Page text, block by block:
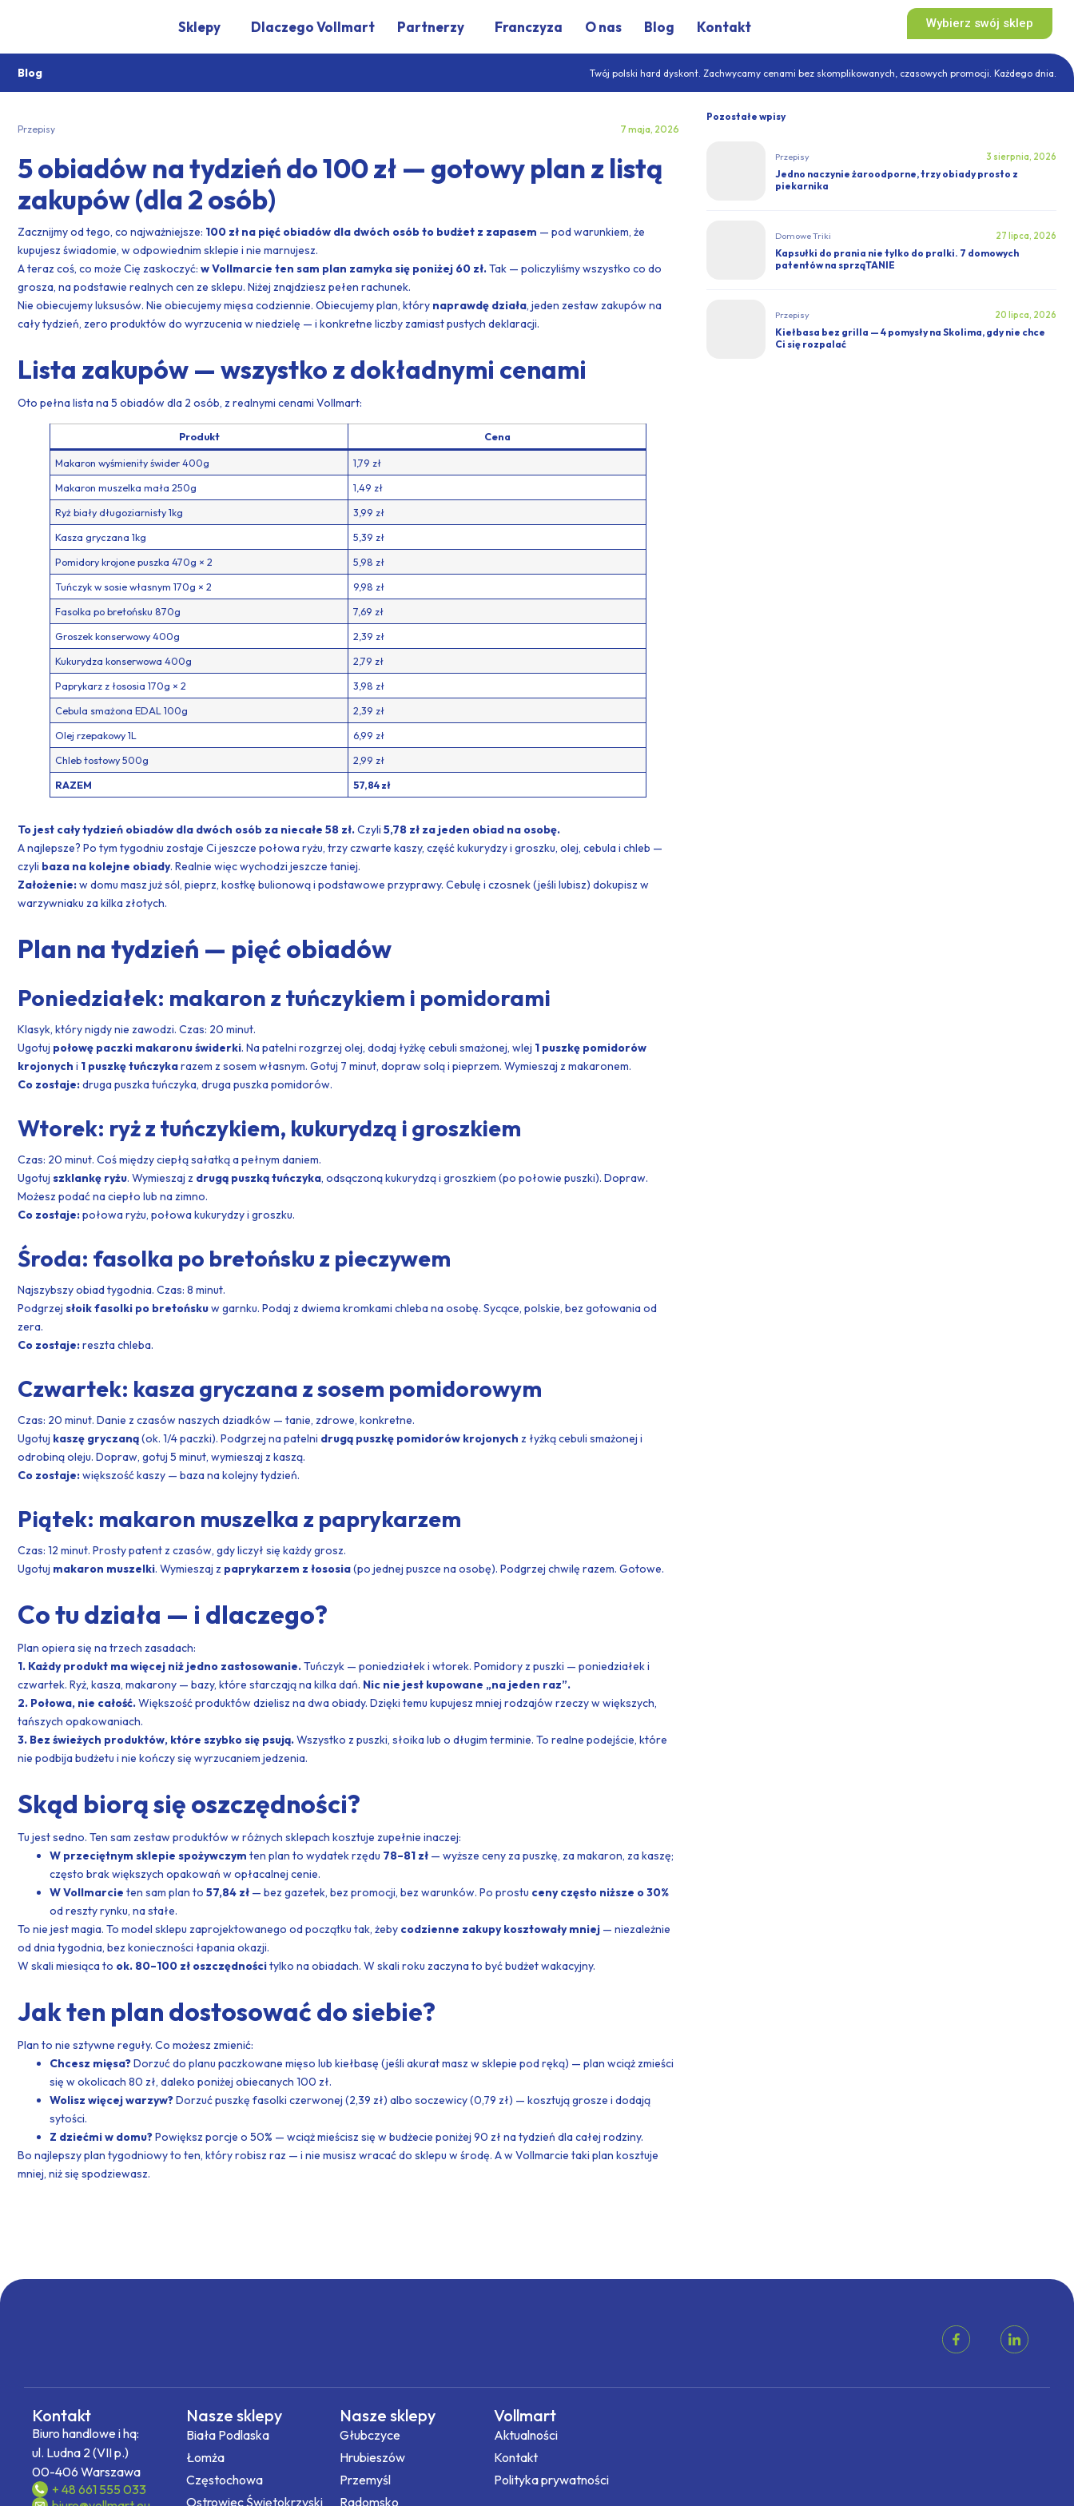
Sklepy Dlaczego Vollmart Partnerzy Franczyza O nas Blog Kontakt Wybierz swój sklep
Blog Twój polski hard dyskont. Zachwycamy cenami bez skomplikowanych, czasowych promocji. Każdego dnia.
Przepisy 7 maja, 2026
5 obiadów na tydzień do 100 zł — gotowy plan z listą
zakupów (dla 2 osób)
Zacznijmy od tego, co najważniejsze: 100 zł na pięć obiadów dla dwóch osób to budżet z zapasem — pod warunkiem, że
kupujesz świadomie, w odpowiednim sklepie i nie marnujesz.
A teraz coś, co może Cię zaskoczyć: w Vollmarcie ten sam plan zamyka się poniżej 60 zł.Tak — policzyliśmy wszystko co do
grosza, na podstawie realnych cen ze sklepu. Niżej znajdziesz pełen rachunek.
Nie obiecujemy luksusów. Nie obiecujemy mięsa codziennie. Obiecujemy plan, który naprawdę działa, jeden zestaw zakupów na
cały tydzień, zero produktów do wyrzucenia w niedzielę — i konkretne liczby zamiast pustych deklaracji.
Lista zakupów — wszystko z dokładnymi cenami
Oto pełna lista na 5 obiadów dla 2 osób, z realnymi cenami Vollmart:
Produkt Cena
Makaron wyśmienity świder 400g
1,79 zł
Makaron muszelka mała 250g
1,49 zł
Ryż biały długoziarnisty 1kg
3,99 zł
Kasza gryczana 1kg
5,39 zł
Pomidory krojone puszka 470g × 2
5,98 zł
Tuńczyk w sosie własnym 170g × 2
9,98 zł
Fasolka po bretońsku 870g
7,69 zł
Groszek konserwowy 400g
2,39 zł
Kukurydza konserwowa 400g
2,79 zł
Paprykarz z łososia 170g × 2
3,98 zł
Cebula smażona EDAL 100g
2,39 zł
Olej rzepakowy 1L
6,99 zł
Chleb tostowy 500g
2,99 zł
RAZEM
57,84 zł
To jest cały tydzień obiadów dla dwóch osób za niecałe 58 zł.Czyli 5,78 zł za jeden obiad na osobę.
A najlepsze? Po tym tygodniu zostaje Ci jeszcze połowa ryżu, trzy czwarte kaszy, część kukurydzy i groszku, olej, cebula i chleb —
czyli baza na kolejne obiady. Realnie więc wychodzi jeszcze taniej.
Założenie:w domu masz już sól, pieprz, kostkę bulionową i podstawowe przyprawy. Cebulę i czosnek (jeśli lubisz) dokupisz w
warzywniaku za kilka złotych.
Plan na tydzień — pięć obiadów
Poniedziałek: makaron z tuńczykiem i pomidorami
Klasyk, który nigdy nie zawodzi. Czas: 20 minut.
Ugotuj połowę paczki makaronu świderki. Na patelni rozgrzej olej, dodaj łyżkę cebuli smażonej, wlej 1 puszkę pomidorów
krojonych i 1 puszkę tuńczykarazem z sosem własnym. Gotuj 7 minut, dopraw solą i pieprzem. Wymieszaj z makaronem.
Co zostaje:druga puszka tuńczyka, druga puszka pomidorów.
Wtorek: ryż z tuńczykiem, kukurydzą i groszkiem
Czas: 20 minut. Coś między ciepłą sałatką a pełnym daniem.
Ugotuj szklankę ryżu. Wymieszaj z drugą puszką tuńczyka, odsączoną kukurydzą i groszkiem (po połowie puszki). Dopraw.
Możesz podać na ciepło lub na zimno.
Co zostaje:połowa ryżu, połowa kukurydzy i groszku.
Środa: fasolka po bretońsku z pieczywem
Najszybszy obiad tygodnia. Czas: 8 minut.
Podgrzej słoik fasolki po bretońskuw garnku. Podaj z dwiema kromkami chleba na osobę. Sycące, polskie, bez gotowania od
zera.
Co zostaje:reszta chleba.
Czwartek: kasza gryczana z sosem pomidorowym
Czas: 20 minut. Danie z czasów naszych dziadków — tanie, zdrowe, konkretne.
Ugotuj kaszę gryczaną(ok. 1/4 paczki). Podgrzej na patelni drugą puszkę pomidorów krojonych z łyżką cebuli smażonej i
odrobiną oleju. Dopraw, gotuj 5 minut, wymieszaj z kaszą.
Co zostaje:większość kaszy — baza na kolejny tydzień.
Piątek: makaron muszelka z paprykarzem
Czas: 12 minut. Prosty patent z czasów, gdy liczył się każdy grosz.
Ugotuj makaron muszelki. Wymieszaj z paprykarzem z łososia(po jednej puszce na osobę). Podgrzej chwilę razem. Gotowe.
Co tu działa — i dlaczego?
Plan opiera się na trzech zasadach:
1. Każdy produkt ma więcej niż jedno zastosowanie.Tuńczyk — poniedziałek i wtorek. Pomidory z puszki — poniedziałek i
czwartek. Ryż, kasza, makarony — bazy, które starczają na kilka dań. Nic nie jest kupowane „na jeden raz”.
2. Połowa, nie całość.Większość produktów dzielisz na dwa obiady. Dzięki temu kupujesz mniej rodzajów rzeczy w większych,
tańszych opakowaniach.
3. Bez świeżych produktów, które szybko się psują.Wszystko z puszki, słoika lub o długim terminie. To realne podejście, które
nie podbija budżetu i nie kończy się wyrzucaniem jedzenia.
Skąd biorą się oszczędności?
Tu jest sedno. Ten sam zestaw produktów w różnych sklepach kosztuje zupełnie inaczej:
W przeciętnym sklepie spożywczym ten plan to wydatek rzędu 78–81 zł — wyższe ceny za puszkę, za makaron, za kaszę;
często brak większych opakowań w opłacalnej cenie.
W Vollmarcie ten sam plan to 57,84 zł — bez gazetek, bez promocji, bez warunków. Po prostu ceny często niższe o 30%
od reszty rynku, na stałe.
To nie jest magia. To model sklepu zaprojektowanego od początku tak, żeby codzienne zakupy kosztowały mniej — niezależnie
od dnia tygodnia, bez konieczności łapania okazji.
W skali miesiąca to ok. 80–100 zł oszczędnościtylko na obiadach. W skali roku zaczyna to być budżet wakacyjny.
Jak ten plan dostosować do siebie?
Plan to nie sztywne reguły. Co możesz zmienić:
Chcesz mięsa?Dorzuć do planu paczkowane mięso lub kiełbasę (jeśli akurat masz w sklepie pod ręką) — plan wciąż zmieści
się w okolicach 80 zł, daleko poniżej obiecanych 100 zł.
Wolisz więcej warzyw?Dorzuć puszkę fasolki czerwonej (2,39 zł) albo soczewicy (0,79 zł) — kosztują grosze i dodają
sytości.
Z dziećmi w domu?Powiększ porcje o 50% — wciąż mieścisz się w budżecie poniżej 90 zł na tydzień dla całej rodziny.
Bo najlepszy plan tygodniowy to ten, który robisz raz — i nie musisz wracać do sklepu w środę. A w Vollmarcie taki plan kosztuje
mniej, niż się spodziewasz.
Pozostałe wpisy
Przepisy 3 sierpnia, 2026
Jedno naczynie żaroodporne, trzy obiady prosto z
piekarnika
Domowe Triki 27 lipca, 2026
Kapsułki do prania nie tylko do pralki. 7 domowych
patentów na sprząTANIE
Przepisy 20 lipca, 2026
Kiełbasa bez grilla — 4 pomysły na Skolima, gdy nie chce
Ci się rozpalać
Kontakt
Biuro handlowe i hq:
ul. Ludna 2 (VII p.)
00-406 Warszawa
+ 48 661 555 033
Nasze sklepy
Biała Podlaska
Łomża
Częstochowa
Ostrowiec Świętokrzyski
Nasze sklepy
Głubczyce
Hrubieszów
Przemyśl
Radomsko
Vollmart
Aktualności
Kontakt
Polityka prywatności